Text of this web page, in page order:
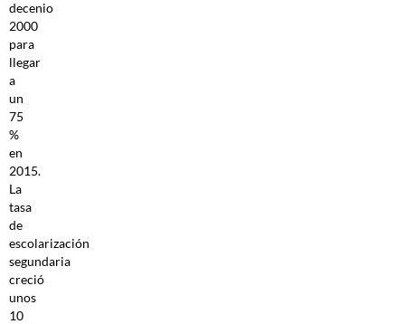
decenio
2000
para
llegar
a
un
75
%
en
2015.
La
tasa
de
escolarización
segundaria
creció
unos
10